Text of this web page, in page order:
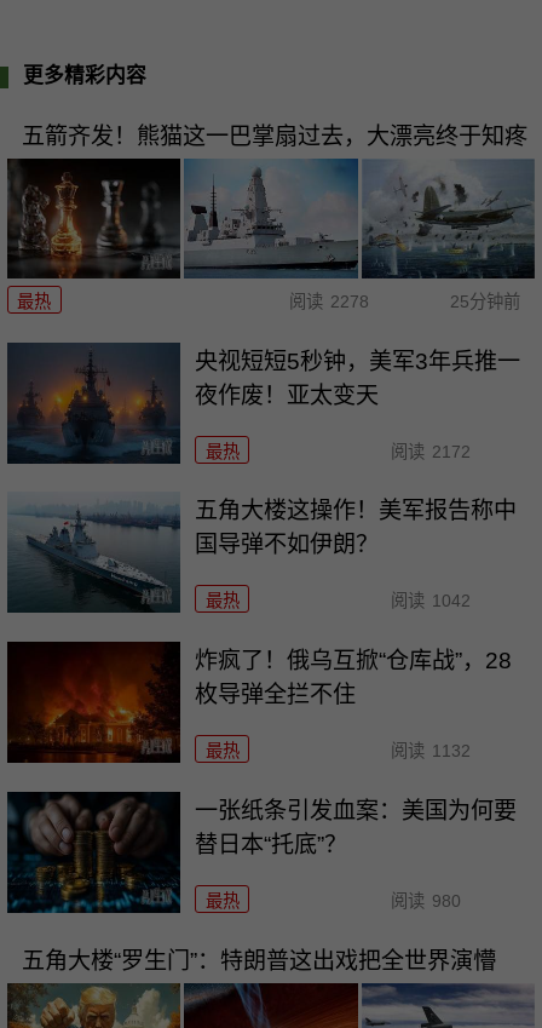
更多精彩内容
五箭齐发！熊猫这一巴掌扇过去，大漂亮终于知疼
最热 阅读 2278 25分钟前
央视短短5秒钟，美军3年兵推一
夜作废！亚太变天
最热 阅读 2172
五角大楼这操作！美军报告称中
国导弹不如伊朗？
最热 阅读 1042
炸疯了！俄乌互掀“仓库战”，28
枚导弹全拦不住
最热 阅读 1132
一张纸条引发血案：美国为何要
替日本“托底”？
最热 阅读 980
五角大楼“罗生门”：特朗普这出戏把全世界演懵